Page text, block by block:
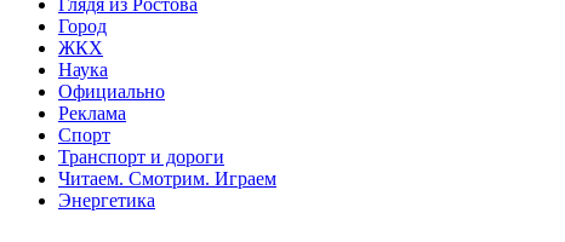
Глядя из Ростова
Город
ЖКХ
Наука
Официально
Реклама
Спорт
Транспорт и дороги
Читаем. Смотрим. Играем
Энергетика